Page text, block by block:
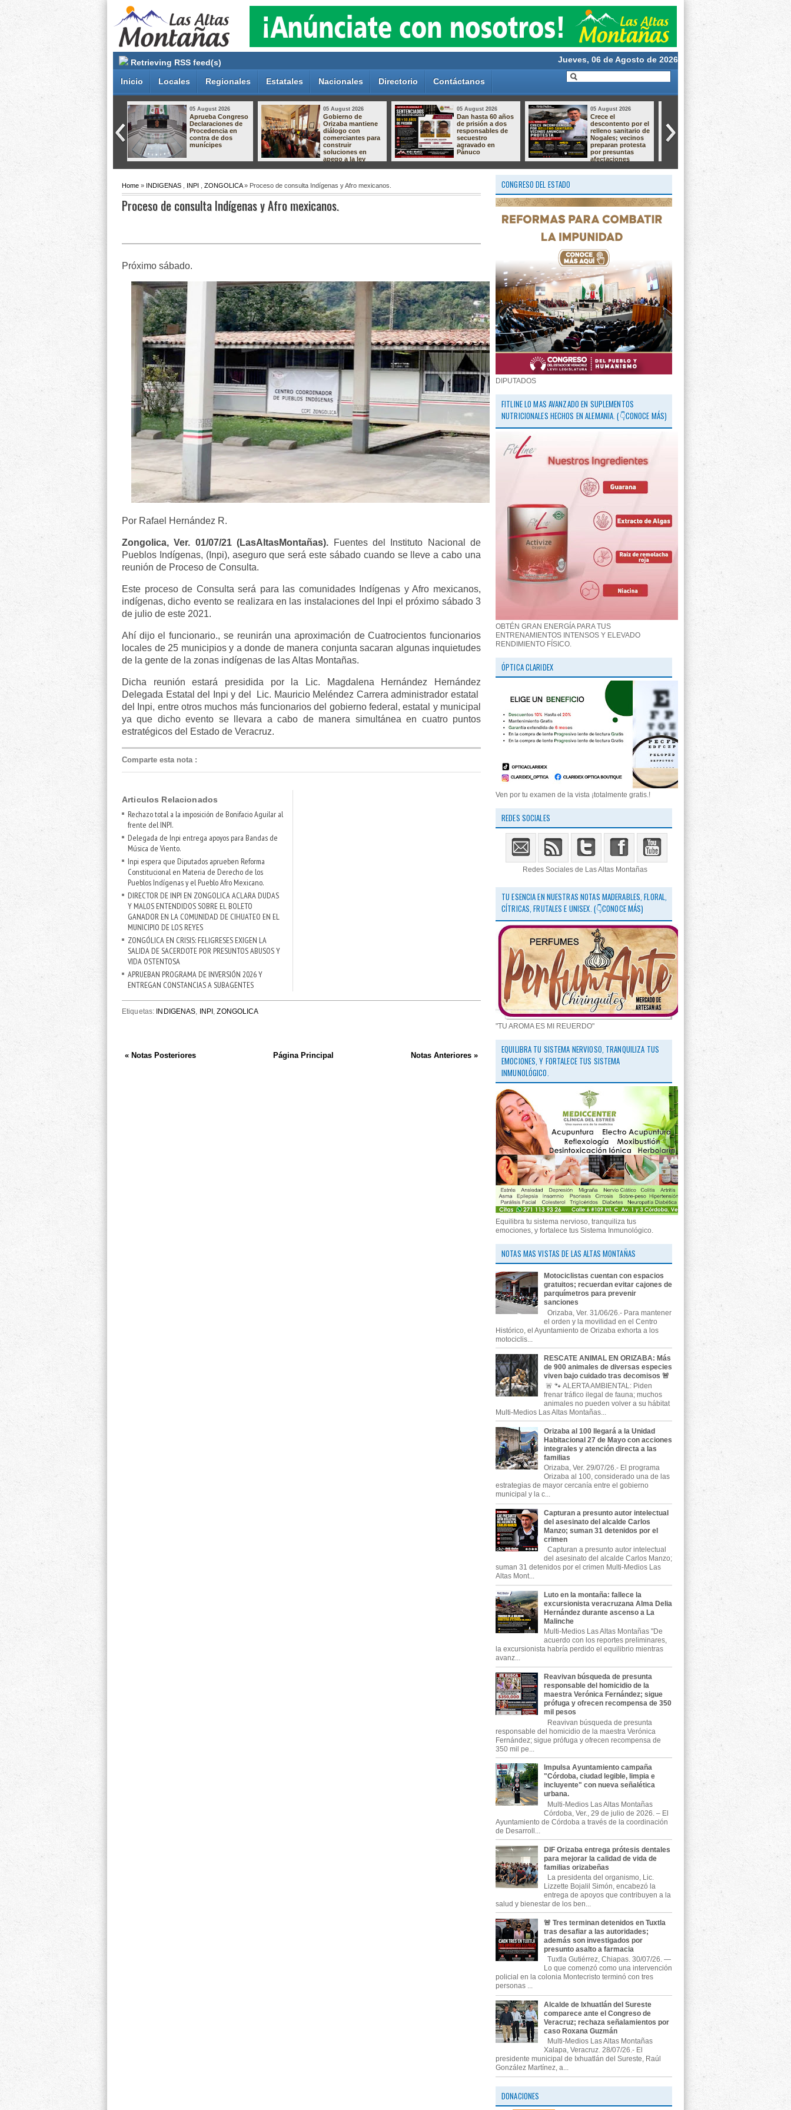
Retrieving RSS feed(s) Jueves, 06 de Agosto de 2026
Inicio Locales Regionales Estatales Nacionales Directorio Contáctanos
comerciantes para
05 August 2026
Dan hasta 60 años
de prisión a dos
responsables de
secuestro
agravado en
05 August 2026
Crece el
descontento por el
relleno sanitario de
Nogales; vecinos
preparan protesta
por presuntas
afectaciones
05 August 2026
Aprende a crear la
magia de nuestras
tradiciones!
05 August 2026
Taller de Cultivo de
Langostino –
Macrobrachium ✨
ATIENDEN UNA
DEMANDA
Home » INDIGENAS INPI ZONGOLICA» Proceso de consulta Indígenas y Afro mexicanos.
Proceso de consulta Indígenas y Afro mexicanos.
Próximo sábado.
Por Rafael Hernández R.
Zongolica, Ver. 01/07/21 (LasAltasMontañas). Fuentes del Instituto Nacional de
Pueblos Indígenas, (Inpi), aseguro que será este sábado cuando se lleve a cabo una
reunión de Proceso de Consulta.
Este proceso de Consulta será para las comunidades Indígenas y Afro mexicanos,
indígenas, dicho evento se realizara en las instalaciones del Inpi el próximo sábado 3
de julio de este 2021.
Ahí dijo el funcionario., se reunirán una aproximación de Cuatrocientos funcionarios
locales de 25 municipios y a donde de manera conjunta sacaran algunas inquietudes
de la gente de la zonas indígenas de las Altas Montañas.
Dicha reunión estará presidida por la Lic. Magdalena Hernández Hernández
Delegada Estatal del Inpi y del Lic. Mauricio Meléndez Carrera administrador estatal
del Inpi, entre otros muchos más funcionarios del gobierno federal, estatal y municipal
ya que dicho evento se llevara a cabo de manera simultánea en cuatro puntos
estratégicos del Estado de Veracruz.
Comparte esta nota:
Articulos Relacionados
Rechazo total a la imposición de Bonifacio Aguilar al
frente del INPI.
Delegada de Inpi entrega apoyos para Bandas de
Música de Viento.
Inpi espera que Diputados aprueben Reforma
Constitucional en Materia de Derecho de los
Pueblos Indígenas y el Pueblo Afro Mexicano.
DIRECTOR DE INPI EN ZONGOLICA ACLARA DUDAS
Y MALOS ENTENDIDOS SOBRE EL BOLETO
GANADOR EN LA COMUNIDAD DE CIHUATEO EN EL
MUNICIPIO DE LOS REYES
ZONGÓLICA EN CRISIS: FELIGRESES EXIGEN LA
SALIDA DE SACERDOTE POR PRESUNTOS ABUSOS Y
VIDA OSTENTOSA
APRUEBAN PROGRAMA DE INVERSIÓN 2026 Y
ENTREGAN CONSTANCIAS A SUBAGENTES
Etiquetas: INDIGENAS INPI ,ZONGOLICA
« Notas Posteriores Notas Anteriores »
Página Principal
CONGRESO DEL ESTADO
DIPUTADOS
FITLINE LO MAS AVANZADO EN SUPLEMENTOS
NUTRICIONALES HECHOS EN ALEMANIA. (👇CONOCE MÁS)
OBTÉN GRAN ENERGÍA PARA TUS
ENTRENAMIENTOS INTENSOS Y ELEVADO
RENDIMIENTO FÍSICO.
ÓPTICA CLARIDEX
Ven por tu examen de la vista ¡totalmente gratis.!
REDES SOCIALES
Redes Sociales de Las Altas Montañas
TU ESENCIA EN NUESTRAS NOTAS MADERABLES, FLORAL,
CÍTRICAS, FRUTALES E UNISEX. (👇CONOCE MÁS)
"TU AROMA ES MI REUERDO"
EQUILIBRA TU SISTEMA NERVIOSO, TRANQUILIZA TUS
EMOCIONES, Y FORTALECE TUS SISTEMA
INMUNOLÓGICO.
Equilibra tu sistema nervioso, tranquiliza tus
emociones, y fortalece tus Sistema Inmunológico.
NOTAS MAS VISTAS DE LAS ALTAS MONTAÑAS
Motociclistas cuentan con espacios
gratuitos; recuerdan evitar cajones de
parquímetros para prevenir
sanciones
Orizaba, Ver. 31/06/26.- Para mantener
el orden y la movilidad en el Centro
Histórico, el Ayuntamiento de Orizaba exhorta a los
motociclis...
RESCATE ANIMAL EN ORIZABA: Más
de 900 animales de diversas especies
viven bajo cuidado tras decomisos 🚨
🚨 🐾 ALERTA AMBIENTAL: Piden
frenar tráfico ilegal de fauna; muchos
animales no pueden volver a su hábitat
Multi-Medios Las Altas Montañas...
Orizaba al 100 llegará a la Unidad
Habitacional 27 de Mayo con acciones
integrales y atención directa a las
familias
Orizaba, Ver. 29/07/26.- El programa
Orizaba al 100, considerado una de las
estrategias de mayor cercanía entre el gobierno
municipal y la c...
Capturan a presunto autor intelectual
del asesinato del alcalde Carlos
Manzo; suman 31 detenidos por el
crimen
Capturan a presunto autor intelectual
del asesinato del alcalde Carlos Manzo;
suman 31 detenidos por el crimen Multi-Medios Las
Altas Mont...
Luto en la montaña: fallece la
excursionista veracruzana Alma Delia
Hernández durante ascenso a La
Malinche
Multi-Medios Las Altas Montañas "De
acuerdo con los reportes preliminares,
la excursionista habría perdido el equilibrio mientras
avanz...
Reavivan búsqueda de presunta
responsable del homicidio de la
maestra Verónica Fernández; sigue
prófuga y ofrecen recompensa de 350
mil pesos
Reavivan búsqueda de presunta
responsable del homicidio de la maestra Verónica
Fernández; sigue prófuga y ofrecen recompensa de
350 mil pe...
Impulsa Ayuntamiento campaña
"Córdoba, ciudad legible, limpia e
incluyente" con nueva señalética
urbana.
Multi-Medios Las Altas Montañas
Córdoba, Ver., 29 de julio de 2026. – El
Ayuntamiento de Córdoba a través de la coordinación
de Desarroll...
DIF Orizaba entrega prótesis dentales
para mejorar la calidad de vida de
familias orizabeñas
La presidenta del organismo, Lic.
Lizzette Bojalil Simón, encabezó la
entrega de apoyos que contribuyen a la
salud y bienestar de los ben...
🚨 Tres terminan detenidos en Tuxtla
tras desafiar a las autoridades;
además son investigados por
presunto asalto a farmacia
Tuxtla Gutiérrez, Chiapas. 30/07/26. —
Lo que comenzó como una intervención
policial en la colonia Montecristo terminó con tres
personas ...
Alcalde de Ixhuatlán del Sureste
comparece ante el Congreso de
Veracruz; rechaza señalamientos por
caso Roxana Guzmán
Multi-Medios Las Altas Montañas
Xalapa, Veracruz. 28/07/26.- El
presidente municipal de Ixhuatlán del Sureste, Raúl
González Martínez, a...
DONACIONES